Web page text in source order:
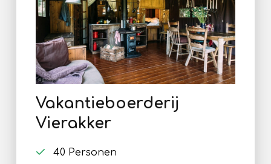
Vakantieboerderij
Vierakker
40 Personen